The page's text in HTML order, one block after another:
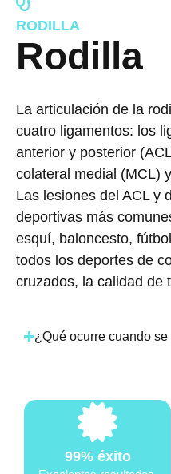
99% éxito
RODILLA
Rodilla
La articulación de la
cuatro ligamentos: los
anterior y posterior
colateral medial (MCL)
Las lesiones del ACL y
deportivas más
esquí, baloncesto,
todos los deportes de
cruzados, la calidad de
¿Qué ocurre cuando